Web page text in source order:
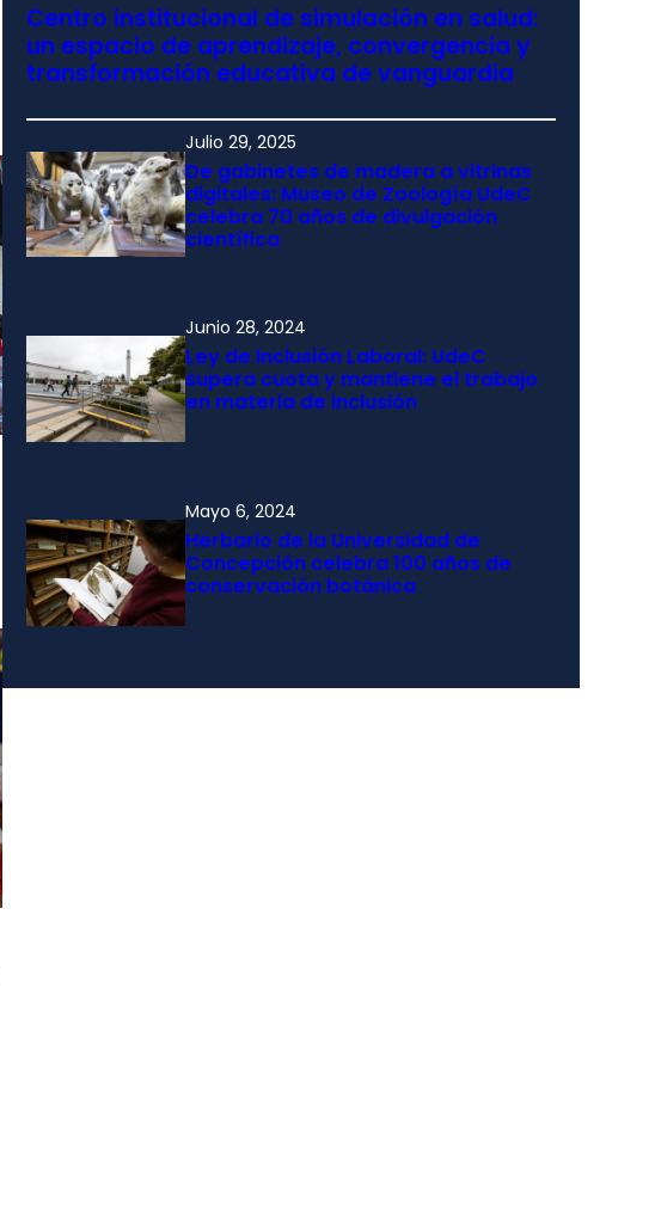
Centro institucional de simulación en salud:
un espacio de aprendizaje, convergencia y
transformación educativa de vanguardia
Julio 29, 2025
De gabinetes de madera a vitrinas
digitales: Museo de Zoología UdeC
celebra 70 años de divulgación
científica
Junio 28, 2024
Ley de Inclusión Laboral: UdeC
supera cuota y mantiene el trabajo
en materia de inclusión
Mayo 6, 2024
Herbario de la Universidad de
Concepción celebra 100 años de
conservación botánica